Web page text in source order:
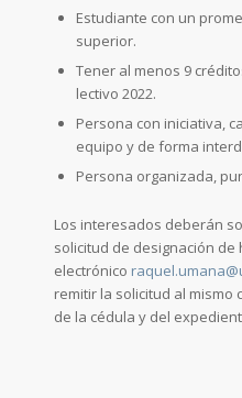
Estudiante con un
superior.
Tener al menos 9
lectivo 2022.
Persona con iniciativa,
equipo y de forma
Persona organizada,
Los interesados deberán
solicitud de designación
electrónico
remitir la solicitud al mismo
de la cédula y del